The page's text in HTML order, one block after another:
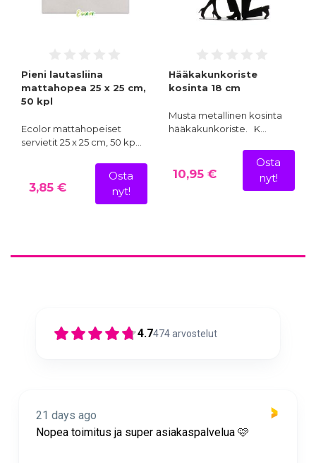
Pieni lautasliina
mattahopea 25 x 25 cm,
50 kpl
Ecolor mattahopeiset
servietit 25 x 25 cm, 50 kp…
3,85 €
Osta
nyt!
Hääkakunkoriste
kosinta 18 cm
Musta metallinen kosinta
hääkakunkoriste. K…
10,95 €
Osta
nyt!
4.7474arvostelut
21 days ago
Nopea toimitus ja super asiakaspalvelua 🩷